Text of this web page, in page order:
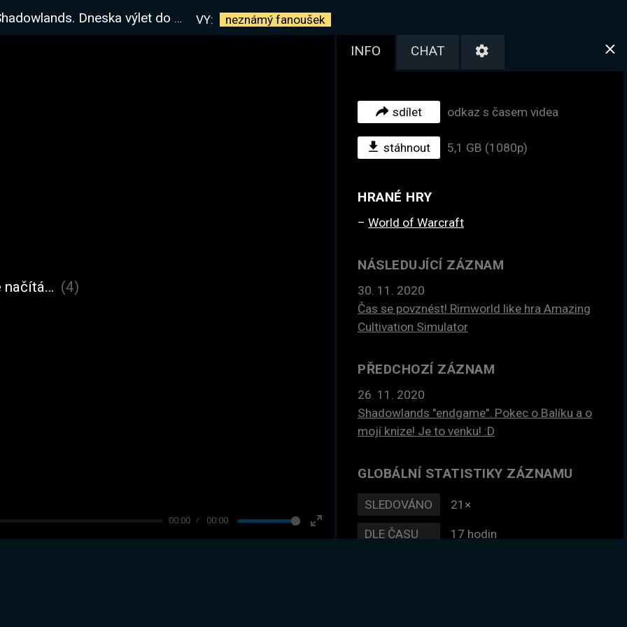
výlet do pekla, nové formy a upgrade základny! VY: neznámý fanoušek
00:00 00:00
Enter
načítá… (4)
INFO CHAT
sdílet odkaz s časem videa
stáhnout 5,1 GB (1080p)
HRANÉ HRY
World of Warcraft
NÁSLEDUJÍCÍ ZÁZNAM
30. 11. 2020
Čas se povznést! Rimworld like hra Amazing
Cultivation Simulator
PŘEDCHOZÍ ZÁZNAM
26. 11. 2020
Shadowlands "endgame". Pokec o Balíku a o
mojí knize! Je to venku! :D
GLOBÁLNÍ STATISTIKY ZÁZNAMU
SLEDOVÁNO 21×
DLE ČASU 17 hodin